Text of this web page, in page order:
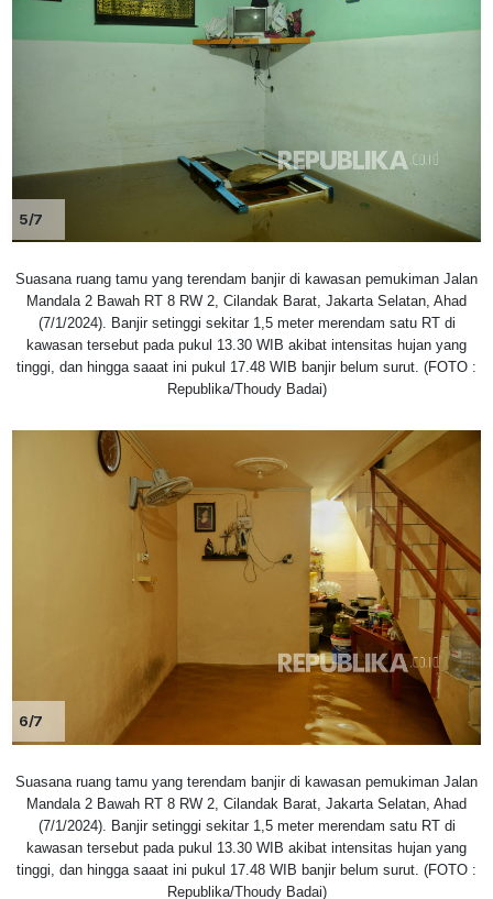
5/7
Suasana ruang tamu yang terendam banjir di kawasan pemukiman Jalan
Mandala 2 Bawah RT 8 RW 2, Cilandak Barat, Jakarta Selatan, Ahad
(7/1/2024). Banjir setinggi sekitar 1,5 meter merendam satu RT di
kawasan tersebut pada pukul 13.30 WIB akibat intensitas hujan yang
tinggi, dan hingga saaat ini pukul 17.48 WIB banjir belum surut. (FOTO :
Republika/Thoudy Badai)
6/7
Suasana ruang tamu yang terendam banjir di kawasan pemukiman Jalan
Mandala 2 Bawah RT 8 RW 2, Cilandak Barat, Jakarta Selatan, Ahad
(7/1/2024). Banjir setinggi sekitar 1,5 meter merendam satu RT di
kawasan tersebut pada pukul 13.30 WIB akibat intensitas hujan yang
tinggi, dan hingga saaat ini pukul 17.48 WIB banjir belum surut. (FOTO :
Republika/Thoudy Badai)